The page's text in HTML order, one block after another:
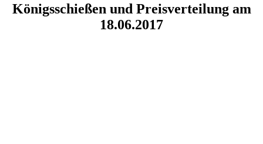
Königsschießen und Preisverteilung am
18.06.2017